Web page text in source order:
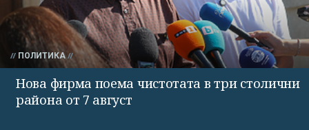
ПОЛИТИКА
Нова фирма поема чистотата в три столични
района от 7 август